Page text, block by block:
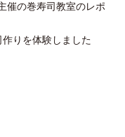
催の巻寿司教室のレポ
りを体験しました